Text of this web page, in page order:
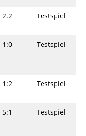
2:2 Testspiel
1:0 Testspiel
1:2 Testspiel
5:1 Testspiel